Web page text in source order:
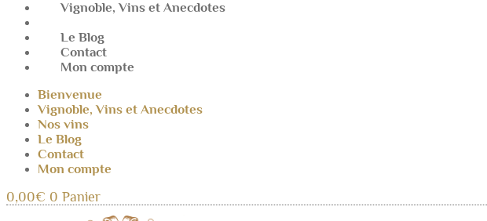
Vignoble, Vins et Anecdotes
Le Blog
Contact
Mon compte
Bienvenue
Vignoble, Vins et Anecdotes
Nos vins
Le Blog
Contact
Mon compte
0,00€ 0 Panier